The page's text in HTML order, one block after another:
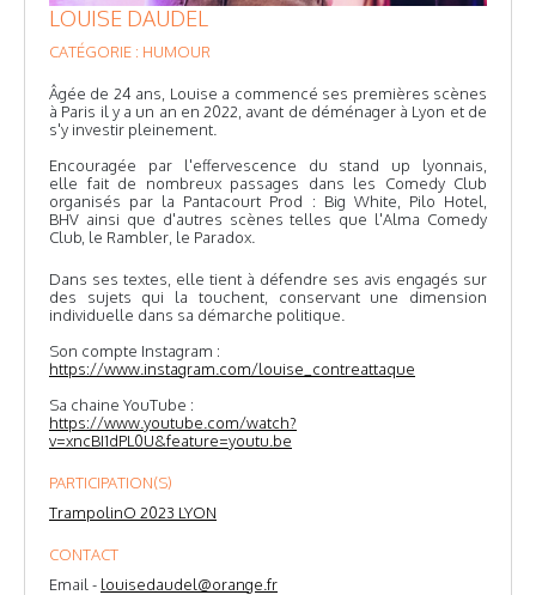
LOUISE DAUDEL
CATÉGORIE : HUMOUR
Âgée de 24 ans, Louise a commencé ses premières scènes
à Paris il y a un an en 2022, avant de déménager à Lyon et de
s'y investir pleinement.
Encouragée par l'effervescence du stand up lyonnais,
elle fait de nombreux passages dans les Comedy Club
organisés par la Pantacourt Prod : Big White, Pilo Hotel,
BHV ainsi que d'autres scènes telles que l'Alma Comedy
Club, le Rambler, le Paradox.
Dans ses textes, elle tient à défendre ses avis engagés sur
des sujets qui la touchent, conservant une dimension
individuelle dans sa démarche politique.
Son compte Instagram :
https://www.instagram.com/louise_contreattaque
Sa chaine YouTube :
https://www.youtube.com/watch?
v=xncBI1dPL0U&feature=youtu.be
PARTICIPATION(S)
TrampolinO 2023 LYON
CONTACT
Email - louisedaudel@orange.fr